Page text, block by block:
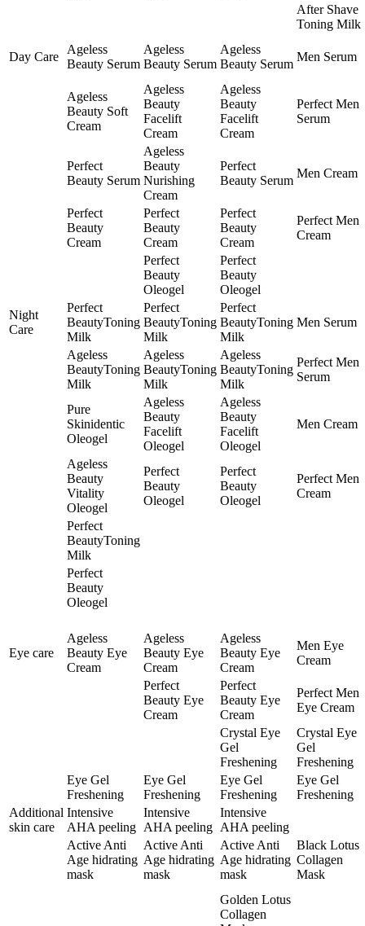
After Shave
Toning Milk
Day Care
Ageless
Beauty Serum
Ageless
Beauty Serum
Ageless
Beauty Serum
Men Serum
Ageless
Beauty Soft
Cream
Ageless
Beauty
Facelift
Cream
Ageless
Beauty
Facelift
Cream
Perfect Men
Serum
Perfect
Beauty Serum
Ageless
Beauty
Nurishing
Cream
Perfect
Beauty Serum
Men Cream
Perfect
Beauty
Cream
Perfect
Beauty
Cream
Perfect
Beauty
Cream
Perfect Men
Cream
Perfect
Beauty
Oleogel
Perfect
Beauty
Oleogel
Night
Care
Perfect
BeautyToning
Milk
Perfect
BeautyToning
Milk
Perfect
BeautyToning
Milk
Men Serum
Ageless
BeautyToning
Milk
Ageless
BeautyToning
Milk
Ageless
BeautyToning
Milk
Perfect Men
Serum
Pure
Skinidentic
Oleogel
Ageless
Beauty
Facelift
Oleogel
Ageless
Beauty
Facelift
Oleogel
Men Cream
Ageless
Beauty
Vitality
Oleogel
Perfect
Beauty
Oleogel
Perfect
Beauty
Oleogel
Perfect Men
Cream
Perfect
BeautyToning
Milk
Perfect
Beauty
Oleogel
Eye care
Ageless
Beauty Eye
Cream
Ageless
Beauty Eye
Cream
Ageless
Beauty Eye
Cream
Men Eye
Cream
Perfect
Beauty Eye
Cream
Perfect
Beauty Eye
Cream
Perfect Men
Eye Cream
Crystal Eye
Gel
Freshening
Crystal Eye
Gel
Freshening
Eye Gel
Freshening
Eye Gel
Freshening
Eye Gel
Freshening
Eye Gel
Freshening
Additional
skin care
Intensive
AHA peeling
Intensive
AHA peeling
Intensive
AHA peeling
Active Anti
Age hidrating
mask
Active Anti
Age hidrating
mask
Active Anti
Age hidrating
mask
Black Lotus
Collagen
Mask
Golden Lotus
Collagen